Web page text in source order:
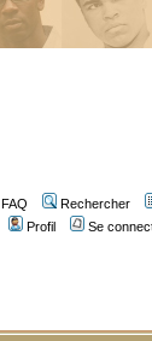
FAQ
Rechercher
Profil
Se